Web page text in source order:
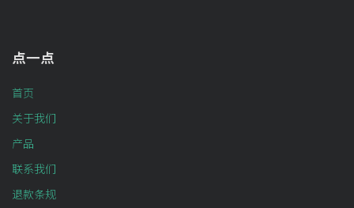
点一点
首页
关于我们
产品
联系我们
退款条规